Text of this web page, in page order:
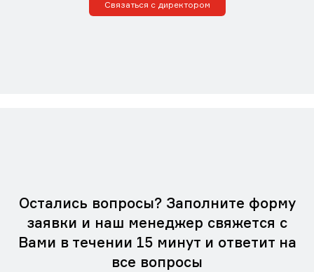
Связаться с директором
Остались вопросы? Заполните форму
заявки и наш менеджер свяжется с
Вами в течении 15 минут и ответит на
все вопросы